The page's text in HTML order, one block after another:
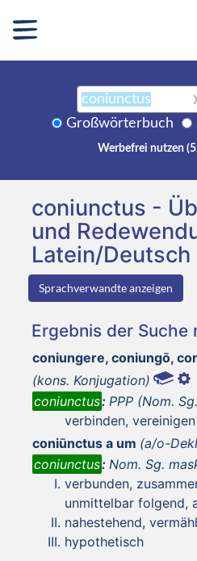
Großwörterbuch
Werbefrei nutzen
coniunctus -
und
Latein/Deutsch
Sprachverwandte anzeigen
Ergebnis der Suche
coniungere, coniungō,
(kons. Konjugation)
coniunctus: PPP (Nom.
verbinden, vereinigen
coniūnctus a um (a/o-
coniunctus: Nom. Sg.
verbunden,
unmittelbar folgend,
nahestehend,
hypothetisch